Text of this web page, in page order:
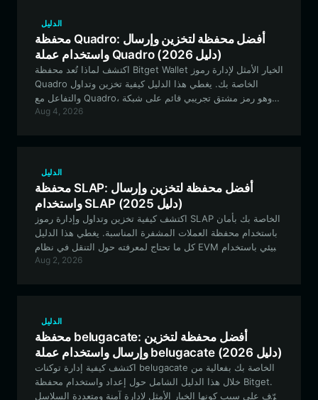
الدليل
محفظة Quadro: أفضل محفظة لتخزين وإرسال
واستخدام عملة Quadro (دليل 2026)
اكتشف لماذا تُعد محفظة Bitget Wallet الخيار الأمثل لإدارة رموز
Quadro الخاصة بك. يغطي هذا الدليل كيفية تخزين وتداول
والتفاعل مع Quadro، وهو رمز مشتق تجريبي قائم على شبكة
Solana، باستخدام محفظة عملات رقمية لا مركزية ذات مستوى
Aug 4, 2026
الدليل
محفظة SLAP: أفضل محفظة لتخزين وإرسال
واستخدام SLAP (دليل 2025)
اكتشف كيفية تخزين وتداول وإدارة رموز SLAP الخاصة بك بأمان
باستخدام محفظة العملات المشفرة المناسبة. يغطي هذا الدليل
كل ما تحتاج لمعرفته حول التنقل في نظام EVM البيئي باستخدام
Aug 2, 2026
الدليل
محفظة belugacate: أفضل محفظة لتخزين
وإرسال واستخدام عملة belugacate (دليل 2026)
اكتشف كيفية إدارة توكنات belugacate الخاصة بك بفعالية من
خلال هذا الدليل الشامل حول إعداد واستخدام محفظة Bitget.
تعرّف على سبب كونها الخيار الأمثل لإدارة آمنة ومتعددة السلاسل